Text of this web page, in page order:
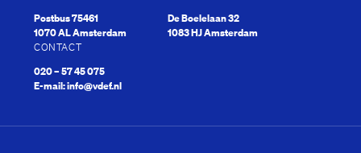
Postbus 75461
1070 AL Amsterdam
De Boelelaan 32
1083 HJ Amsterdam
CONTACT
020 – 57 45 075
E-mail:info@vdef.nl